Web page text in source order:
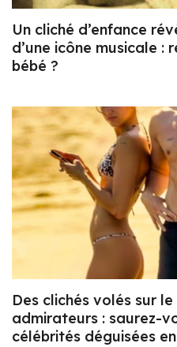
Un cliché d’enfance
d’une icône musicale :
bébé ?
Des clichés volés sur
admirateurs : saurez-
célébrités déguisées